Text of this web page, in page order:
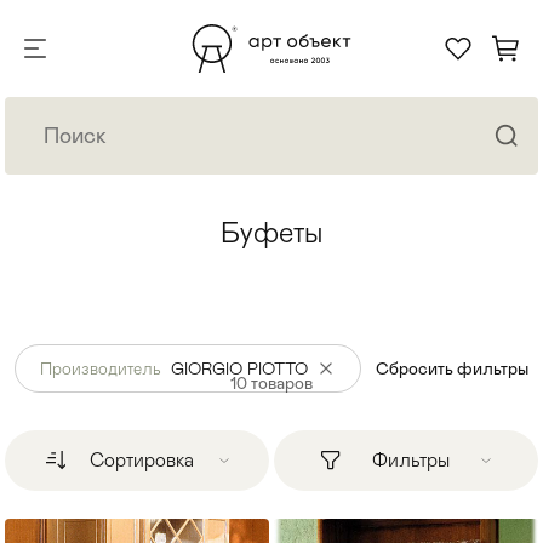
Буфеты
Производитель GIORGIO PIOTTO Сбросить фильтры
10товаров
Сортировка Фильтры